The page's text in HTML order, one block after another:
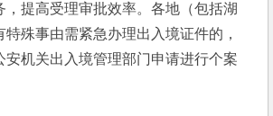
，提高受理审批效率。各地（包括湖
殊事由需紧急办理出入境证件的，
安机关出入境管理部门申请进行个案